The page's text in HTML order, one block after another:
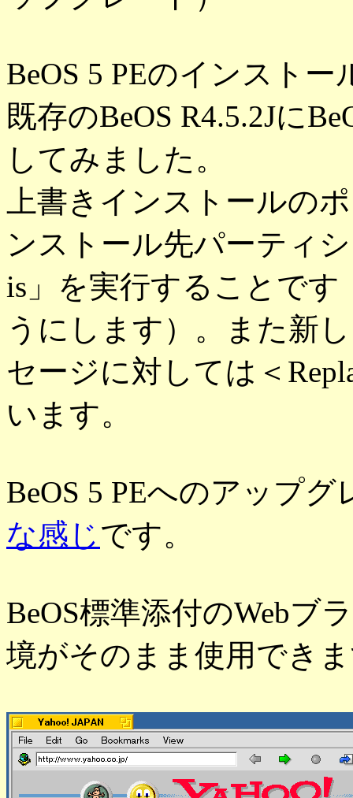
BeOS 5 PEのインスト
既存のBeOS R4.5.2Jに
してみました。
上書きインストールの
ンストール先パーティ
is」を実行することで
うにします）。また新
セージに対しては＜
います。
BeOS 5 PEへのアップ
な感じです。
BeOS標準添付のWebブ
境がそのまま使用でき